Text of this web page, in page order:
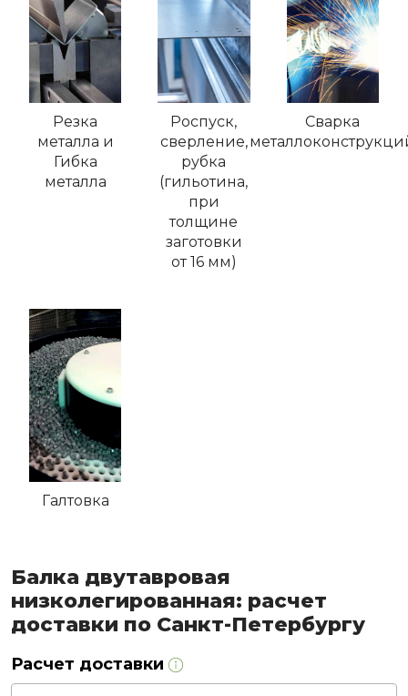
Резка
металла и
Гибка
металла
Роспуск,
сверление,
рубка
(гильотина,
при
толщине
заготовки
от 16 мм)
Сварка
Галтовка
Балка двутавровая
низколегированная: расчет
доставки по Санкт-Петербургу
Расчет доставки